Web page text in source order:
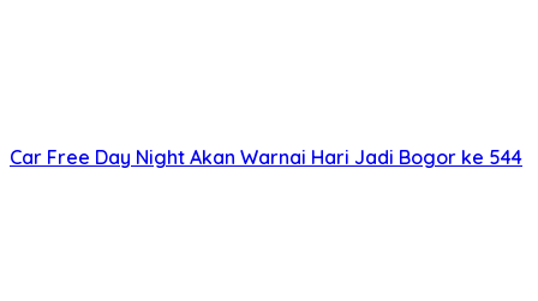
Car Free Day Night Akan Warnai Hari Jadi Bogor ke 544